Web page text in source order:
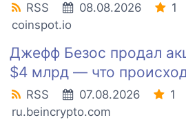
RSS 08.08.2026 1
coinspot.io
Джефф Безос продал
$4 млрд — что
RSS 07.08.2026 1
ru.beincrypto.com